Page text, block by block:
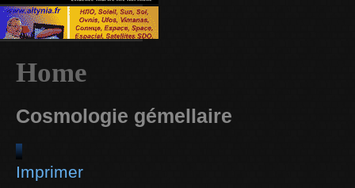
Home
Cosmologie gémellaire
Imprimer